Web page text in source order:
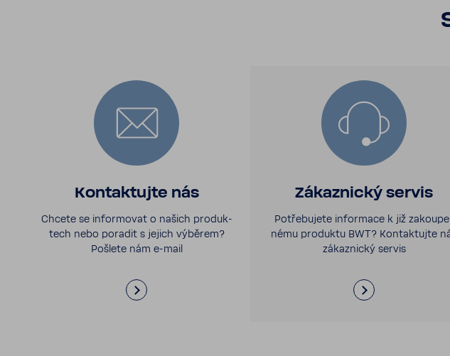
Kontak­tujte nás
Chcete se infor­movat o našich produk­
tech nebo poradit s jejich výběrem?
Pošlete nám e-​mail
Zákaz­nický servis
Potře­bu­jete infor­mace k již
nému produktu BWT? Kontak­tujte
zákaz­nický servis